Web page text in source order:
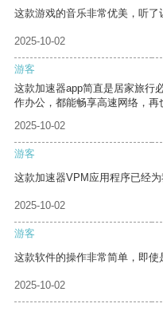
这款游戏的音乐非常优美，听了
2025-10-02
游客
这款加速器app简直是居家旅行
作办公，都能畅享高速网络，再
2025-10-02
游客
这款加速器VPM应用程序已经为
2025-10-02
游客
这款软件的操作非常简单，即使
2025-10-02